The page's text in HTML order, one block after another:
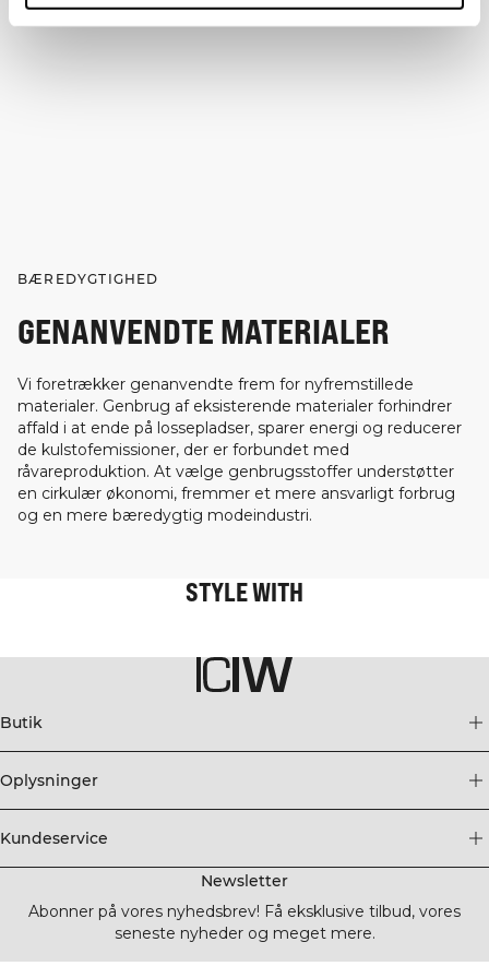
BÆREDYGTIGHED
GENANVENDTE MATERIALER
Vi foretrækker genanvendte frem for nyfremstillede
materialer. Genbrug af eksisterende materialer forhindrer
affald i at ende på lossepladser, sparer energi og reducerer
de kulstofemissioner, der er forbundet med
råvareproduktion. At vælge genbrugsstoffer understøtter
en cirkulær økonomi, fremmer et mere ansvarligt forbrug
og en mere bæredygtig modeindustri.
STYLE WITH
Butik
Oplysninger
Kundeservice
Newsletter
Abonner på vores nyhedsbrev! Få eksklusive tilbud, vores
seneste nyheder og meget mere.